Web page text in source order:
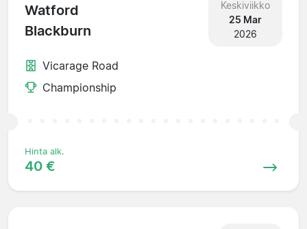
Watford
Blackburn
Keskiviikko
25 Mar
2026
Vicarage Road
Championship
Hinta alk.
40 €